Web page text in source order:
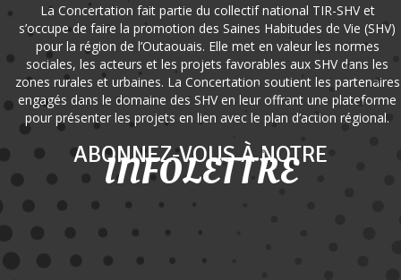
La Concertation fait partie du collectif national TIR-SHV et
s’occupe de faire la promotion des Saines Habitudes de Vie (SHV)
pour la région de l’Outaouais. Elle met en valeur les normes
sociales, les acteurs et les projets favorables aux SHV dans les
zones rurales et urbaines. La Concertation soutient les partenaires
engagés dans le domaine des SHV en leur offrant une plateforme
pour présenter les projets en lien avec le plan d’action régional.
ABONNEZ-VOUS À NOTRE
INFOLETTRE